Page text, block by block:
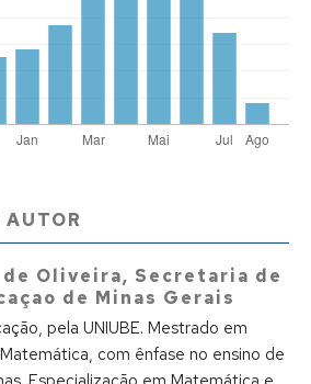
Oliveira, Secretaria de
de Minas Gerais
pela UNIUBE. Mestrado em
com ênfase no ensino de